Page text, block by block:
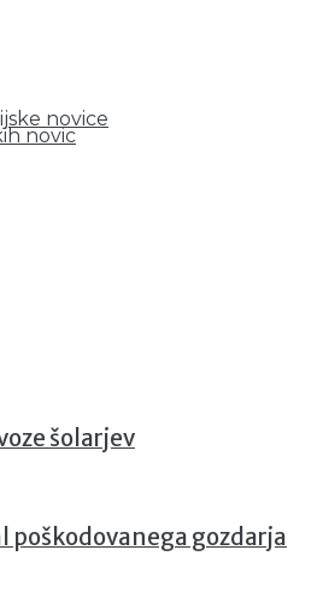
novice
novic
šolarjev
poškodovanega gozdarja